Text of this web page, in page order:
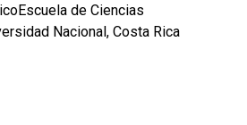
de Ciencias
Nacional, Costa Rica